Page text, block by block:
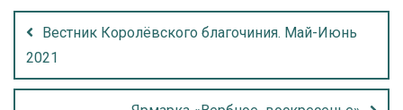
Вестник Королёвского благочиния. Май-Июнь
2021